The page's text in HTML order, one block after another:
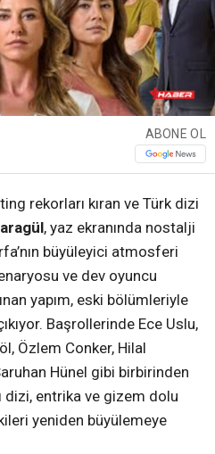
ABONE OL
rekorları kıran ve Türk dizi
, yaz ekranında nostalji
büyüleyici atmosferi
ve dev oyuncu
yapım, eski bölümleriyle
Başrollerinde Ece Uslu,
Özlem Conker, Hilal
Hünel gibi birbirinden
dizi, entrika ve gizem dolu
yeniden büyülemeye